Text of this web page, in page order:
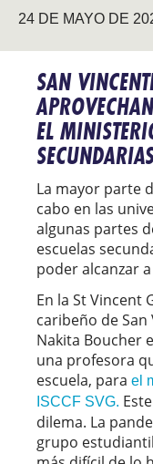
24 DE MAYO DE
SAN
EL
La mayor parte
cabo en las
algunas partes
escuelas
poder alcanzar
En la St Vincent
caribeño de San
Nakita Boucher
una profesora
escuela, para el
ISCCF SVG.
dilema. La
grupo